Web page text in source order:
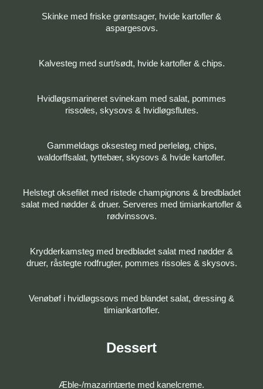
Skinke med friske grøntsager, hvide kartofler &
aspargesovs.
Kalvesteg med surt/sødt, hvide kartofler & chips.
Hvidløgsmarineret svinekam med salat, pommes
rissoles, skysovs & hvidløgsflutes.
Gammeldags oksesteg med perleløg, chips,
waldorffsalat, tyttebær, skysovs & hvide kartofler.
Helstegt oksefilet med ristede champignons & bredbladet
salat med nødder & druer. Serveres med timiankartofler &
rødvinssovs.
Krydderkamsteg med bredbladet salat med nødder &
druer, råstegte rodfrugter, pommes rissoles & skysovs.
Venøbøf i hvidløgssovs med blandet salat, dressing &
timiankartofler.
Dessert
Æble-/mazarintærte med kanelcreme.